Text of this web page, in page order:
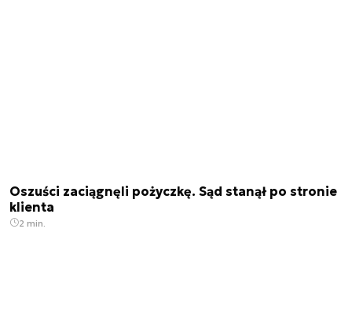
Oszuści zaciągnęli pożyczkę. Sąd stanął po stronie
klienta
2 min.